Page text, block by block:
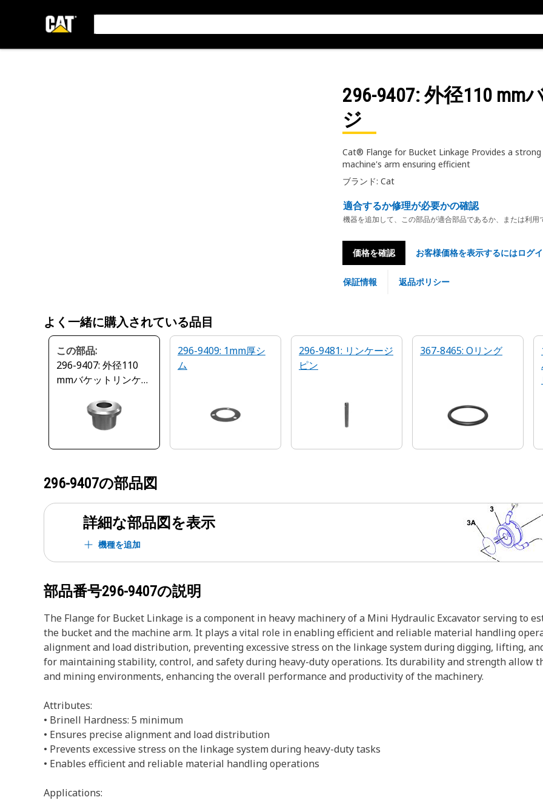
296-9407: 外径110 mm
ジ
Cat® Flange for Bucket Linkage Provides a
machine's arm ensuring efficient
ブランド: Cat
適合するか修理が必要かの確認
機器を追加して、この部品が適合部品であるか、または利
価格を確認 お客様価格を表示するにはログ
保証情報 返品ポリシー
よく一緒に購入されている品目
この部品:
296-9407: 外径110
mmバケットリンケー
296-9409: 1mm厚シ
ム
296-9481: リンケージ
ピン
367-8465: Oリング
296-9407の部品図
詳細な部品図を表示
機種を追加
部品番号296-9407の説明
The Flange for Bucket Linkage is a component in heavy machinery of a Mini Hydraulic Excavator serving to
the bucket and the machine arm. It plays a vital role in enabling efficient and reliable material handling
alignment and load distribution, preventing excessive stress on the linkage system during digging, lifting,
for maintaining stability, control, and safety during heavy-duty operations. Its durability and strength allow
and mining environments, enhancing the overall performance and productivity of the machinery.
Attributes:
• Brinell Hardness: 5 minimum
• Ensures precise alignment and load distribution
• Prevents excessive stress on the linkage system during heavy-duty tasks
• Enables efficient and reliable material handling operations
Applications: